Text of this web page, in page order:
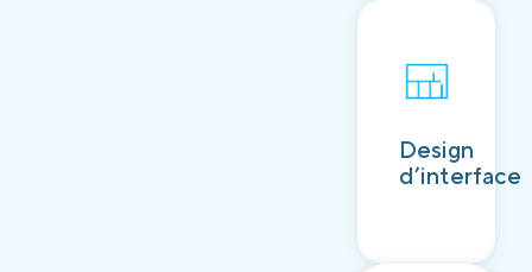
Design
d’interface